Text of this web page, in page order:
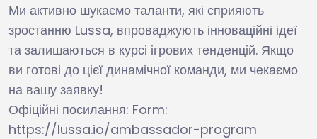
Ми активно шукаємо таланти, які сприяють
зростанню Lussa, впроваджують інноваційні ідеї
та залишаються в курсі ігрових тенденцій. Якщо
ви готові до цієї динамічної команди, ми чекаємо
на вашу заявку!
Офіційні посилання: Form:
https://lussa.io/ambassador-program